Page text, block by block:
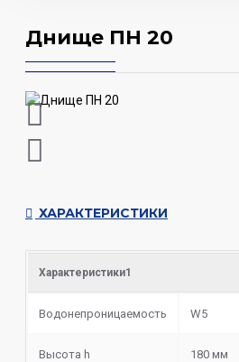
Днище ПН 20
ХАРАКТЕРИСТИКИ
Характеристики1
Водонепроницаемость W5
Высота h 180 мм